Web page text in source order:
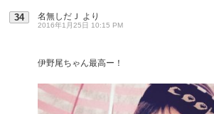
34 名無しだＪ より
2016年1月25日 10:15 PM
伊野尾ちゃん最高ー！